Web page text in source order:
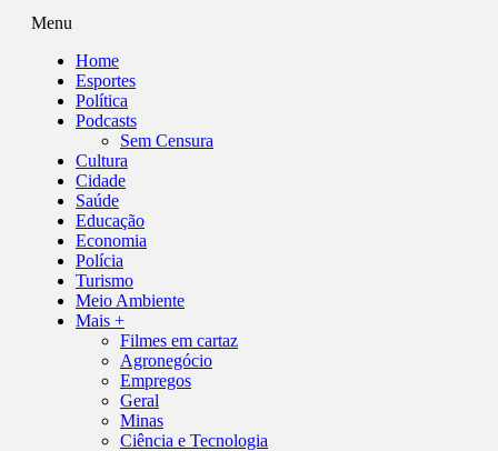
Menu
Home
Esportes
Política
Podcasts
Sem Censura
Cultura
Cidade
Saúde
Educação
Economia
Polícia
Turismo
Meio Ambiente
Mais +
Filmes em cartaz
Agronegócio
Empregos
Geral
Minas
Ciência e Tecnologia